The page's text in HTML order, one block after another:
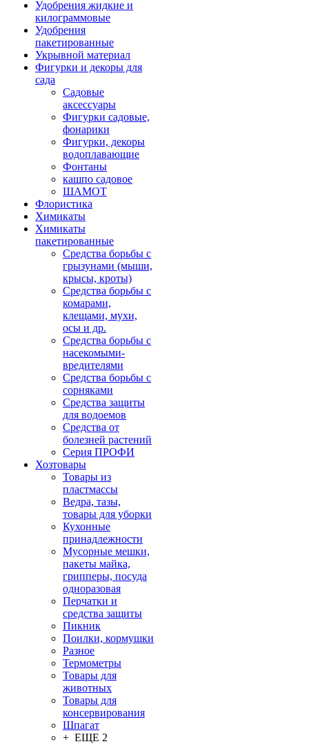
Удобрения жидкие и
килограммовые
Удобрения
пакетированные
Укрывной материал
Фигурки и декоры для
сада
Садовые
аксессуары
Фигурки садовые,
фонарики
Фигурки, декоры
водоплавающие
Фонтаны
кашпо садовое
ШАМОТ
Флористика
Химикаты
Химикаты
пакетированные
Средства борьбы с
грызунами (мыши,
крысы, кроты)
Средства борьбы с
комарами,
клещами, мухи,
осы и др.
Средства борьбы с
насекомыми-
вредителями
Средства борьбы с
сорняками
Средства защиты
для водоемов
Средства от
болезней растений
Серия ПРОФИ
Хозтовары
Товары из
пластмассы
Ведра, тазы,
товары для уборки
Кухонные
принадлежности
Мусорные мешки,
пакеты майка,
грипперы, посуда
одноразовая
Перчатки и
средства защиты
Пикник
Поилки, кормушки
Разное
Термометры
Товары для
животных
Товары для
консервирования
Шпагат
+ ЕЩЕ 2